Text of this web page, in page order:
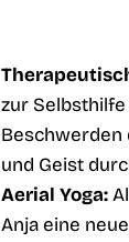
zur
Beschwerden
und Geist
Aerial Yoga:
Anja eine